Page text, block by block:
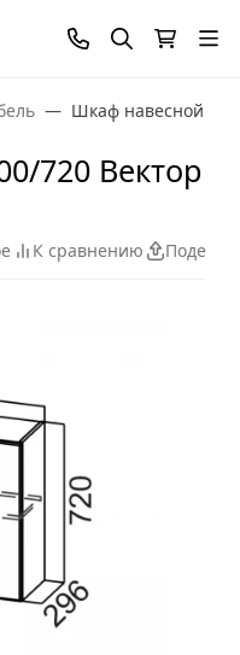
Шкаф навесной
720 Вектор
К сравнению